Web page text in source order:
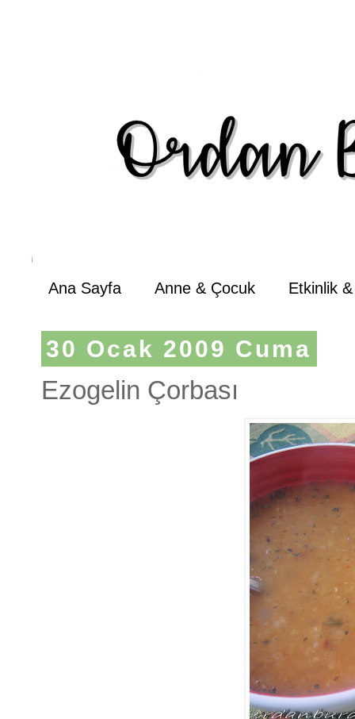
Ana Sayfa Anne & Çocuk Etkinlik
30 Ocak 2009 Cuma
Ezogelin Çorbası